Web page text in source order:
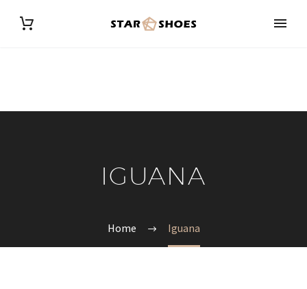
IGUANA
Home Iguana